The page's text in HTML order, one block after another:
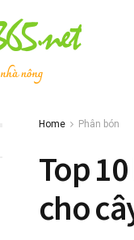
Home Phân bón
Top
cho